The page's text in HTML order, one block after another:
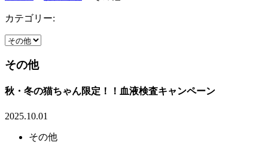
カテゴリー:
その他
秋・冬の猫ちゃん限定！！血液検査キャンペーン
2025.10.01
その他